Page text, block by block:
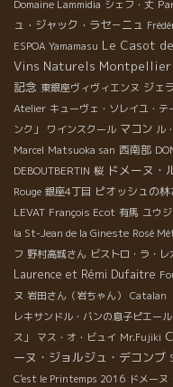
Domaine Lammidia シェフ・丈
ュ・ジャック・ラセ－ニュ
ESPOA Yamamasu Le Casot
Vins Naturels Montpellier
記念 東銀座ヴィヴィエンヌ ジェ
Atelier キューヴェ・ソレイユ・テ
ンク」
ワインスクール マコン ル
Marcel Matsuoka san 西南部
DEBOUTBERTIN 桜 ドメーヌ・
Rouge 銀座4丁目 ピオッシュの林
LEVAT François Ecot 有馬 ユウ
la St-Jean de la Gineste Rosé
フ 野村高城さん ビストロ・ラ・レ
Laurence et Rémi Dufaitre
ヌ 岩田さん（岩ちゃん） Catalan
レキサンドル・バンの息子ピエー
ス」
マス・オ・ビュイ Mr.Fujiki
ーヌ・ジョルジュ・デコンブ
C'est le Printemps 2016 ドメー